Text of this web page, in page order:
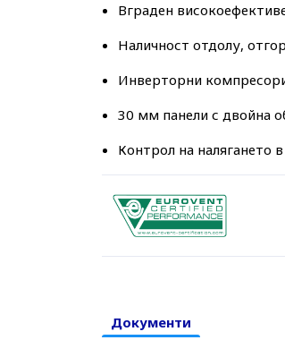
Вграден
Наличност отдолу,
Инверторни
30 мм панели с двойна
Контрол на налягането
Документи